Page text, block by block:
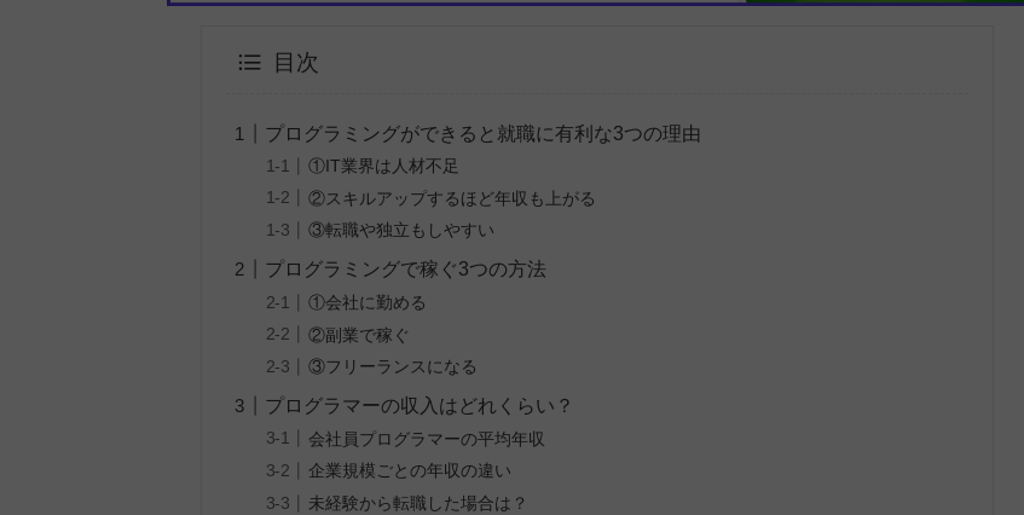
目次
プログラミングができると就職に有利な3つの理由
①IT業界は人材不足
②スキルアップするほど年収も上がる
③転職や独立もしやすい
プログラミングで稼ぐ3つの方法
①会社に勤める
②副業で稼ぐ
③フリーランスになる
プログラマーの収入はどれくらい？
会社員プログラマーの平均年収
企業規模ごとの年収の違い
未経験から転職した場合は？